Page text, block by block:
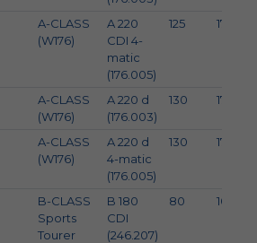
A-CLASS
(W176)
A 220
CDI 4-
matic
(176.005)
125 170
A-CLASS
(W176)
A 220 d
(176.003)
130 177
A-CLASS
(W176)
A 220 d
4-matic
(176.005)
130 177
B-CLASS
Sports
Tourer
B 180
CDI
(246.207)
80 109